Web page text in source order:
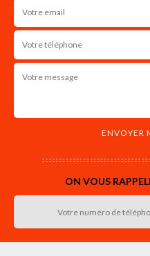
ON VOUS